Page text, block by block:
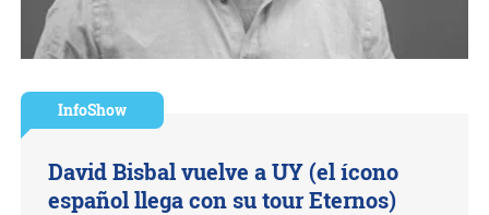
InfoShow
David Bisbal vuelve a UY (el ícono
español llega con su tour Eternos)